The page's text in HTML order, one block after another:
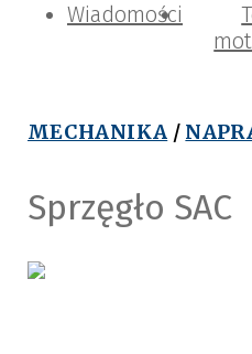
Wiadomości
MECHANIKA /
Sprzęgło SAC